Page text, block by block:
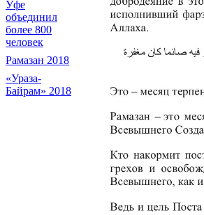
Уфе
объединил
более 800
человек
Рамазан 2018
«Ураза-
Байрам» 2018